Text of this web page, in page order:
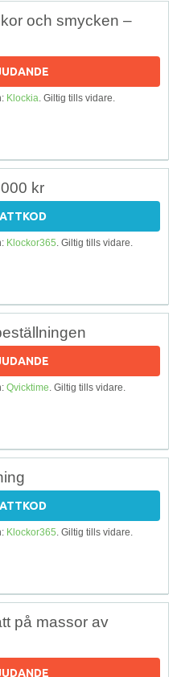
och smycken –
Klockia. Giltig tills vidare.
kr
Klockor365. Giltig tills vidare.
Qvicktime. Giltig tills vidare.
Klockor365. Giltig tills vidare.
på massor av